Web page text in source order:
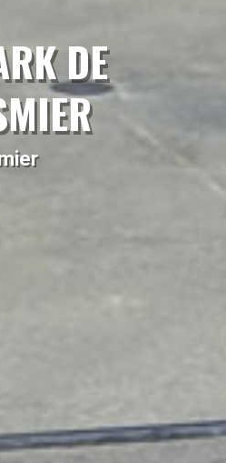
DE